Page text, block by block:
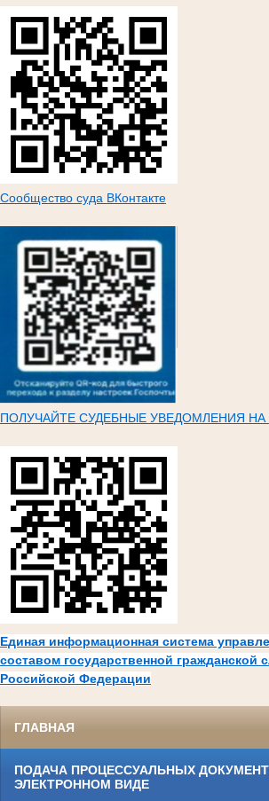
Сообщество суда ВКонтакте
ПОЛУЧАЙТЕ СУДЕБНЫЕ УВЕДОМЛЕНИЯ НА
Единая информационная система
составом государственной гражданской
Российской Федерации
ГЛАВНАЯ
ПОДАЧА ПРОЦЕССУАЛЬНЫХ
ЭЛЕКТРОННОМ ВИДЕ